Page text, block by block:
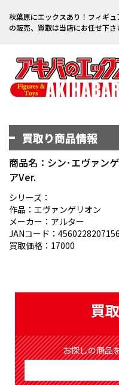
秋葉原にエックスあり！フィギュ
の販売、買取は当店にお任せ下さ
イベント情報
宅配買取のご案内
DELIVERY PURCHASE
買取お申し込み
ASSESSMENT
買取り商品情報
商品名：シン･エヴァン
アVer.
シリーズ：
作品：エヴァンゲリオン
メーカー：アルター
JANコード：4560228207156
買取価格：17000
買
お探しの商品